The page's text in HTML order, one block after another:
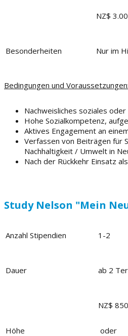
NZ$
Besonderheiten Nur im
Bedingungen und Voraussetzungen:
Nachweisliches soziales
Hohe Sozialkompetenz,
Aktives Engagement an
Verfassen von Beiträgen für
Nachhaltigkeit / Umwelt in
Nach der Rückkehr Einsatz
Study Nelson "Mein
Anzahl Stipendien 1-2
Dauer ab 2
Höhe
NZ$
oder